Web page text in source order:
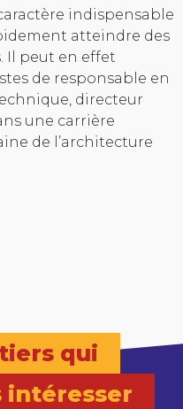
indispensable
atteindre des
Il peut en effet
de responsable en
directeur
une carrière
de l’architecture
qui
intéresser